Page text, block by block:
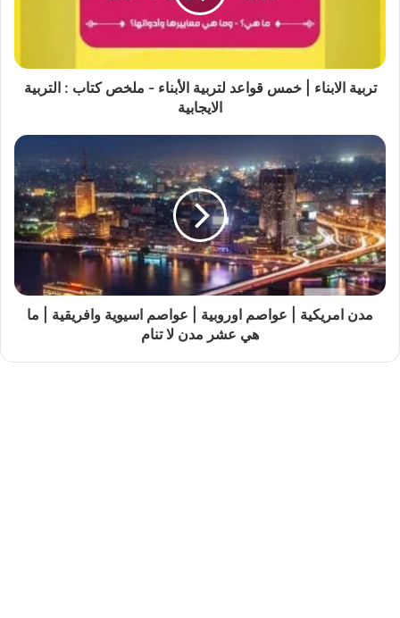
تربية الابناء | خمس قواعد لتربية الأبناء - ملخص كتاب : التربية
الايجابية
مدن امريكية | عواصم اوروبية | عواصم اسيوية وافريقية | ما
هي عشر مدن لا تنام